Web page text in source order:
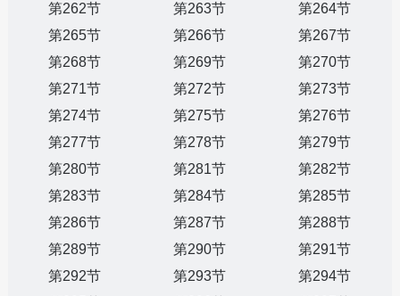
第262节
第263节
第264节
第265节
第266节
第267节
第268节
第269节
第270节
第271节
第272节
第273节
第274节
第275节
第276节
第277节
第278节
第279节
第280节
第281节
第282节
第283节
第284节
第285节
第286节
第287节
第288节
第289节
第290节
第291节
第292节
第293节
第294节